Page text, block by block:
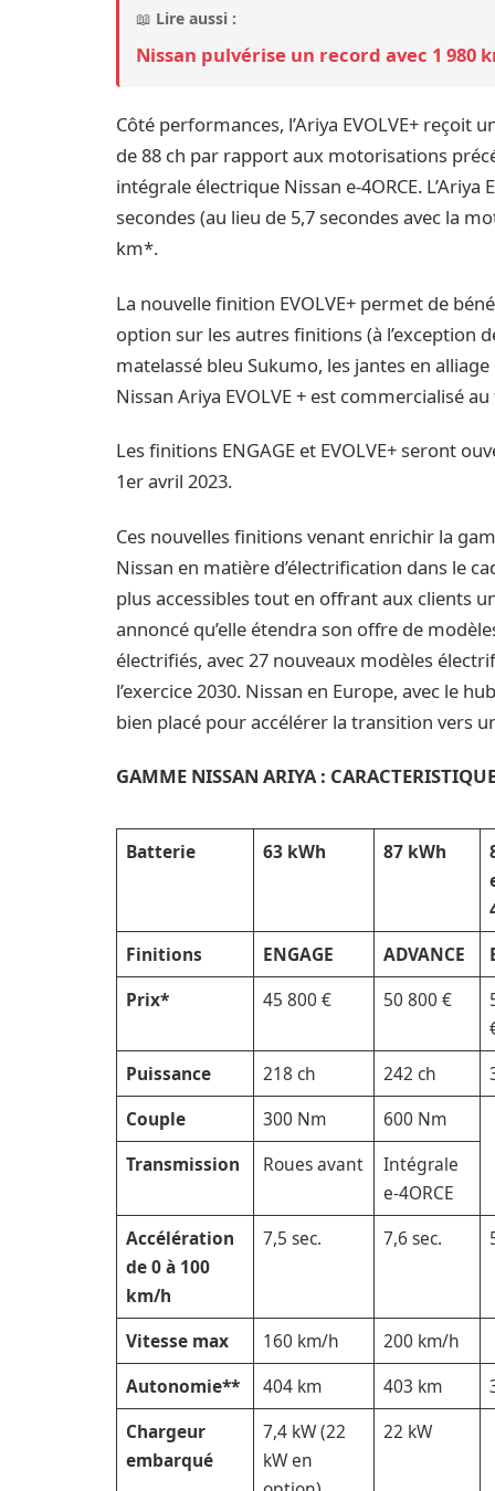
📖 Lire aussi :
Nissan pulvérise un record avec 1 980
Côté performances, l’Ariya EVOLVE+ reçoit
de 88 ch par rapport aux motorisations
intégrale électrique Nissan e-4ORCE.
secondes (au lieu de 5,7 secondes avec la
km*.
La nouvelle finition EVOLVE+ permet de
option sur les autres finitions (à l’exception
matelassé bleu Sukumo, les jantes en
Nissan Ariya EVOLVE + est commercialisé
Les finitions ENGAGE et EVOLVE+ seront
1er avril 2023.
Ces nouvelles finitions venant enrichir la
Nissan en matière d’électrification dans le
plus accessibles tout en offrant aux clients
annoncé qu’elle étendra son offre de
électrifiés, avec 27 nouveaux modèles
l’exercice 2030. Nissan en Europe, avec le
bien placé pour accélérer la transition vers
GAMME NISSAN ARIYA :
Batterie 63 kWh 87 kWh
Finitions
ENGAGE ADVANCE
Prix*
45 800 € 50 800 €
Puissance
218 ch 242 ch
Couple
300 Nm
600 Nm
Transmission
Roues avant
Intégrale
e-4ORCE
Accélération
de 0 à 100
km/h
7,5 sec. 7,6 sec.
Vitesse max 160 km/h
200 km/h
Autonomie**
404 km 403 km
Chargeur
embarqué
7,4 kW (22
kW en
22 kW